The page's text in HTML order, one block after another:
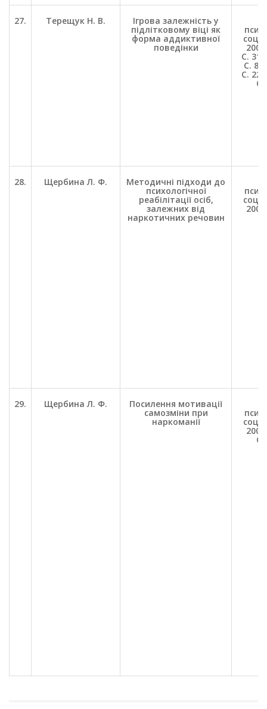
27. Терещук Н. В. Ігрова залежність у
підлітковому віці як
форма аддиктивної
поведінки
соц.
С.
С. 8-
С.
С.
28. Щербина Л. Ф. Методичні підходи до
психологічної
реабілітації осіб,
залежних від
наркотичних речовин
соц.
29. Щербина Л. Ф. Посилення мотивації
самозміни при
наркоманії соц.
С.